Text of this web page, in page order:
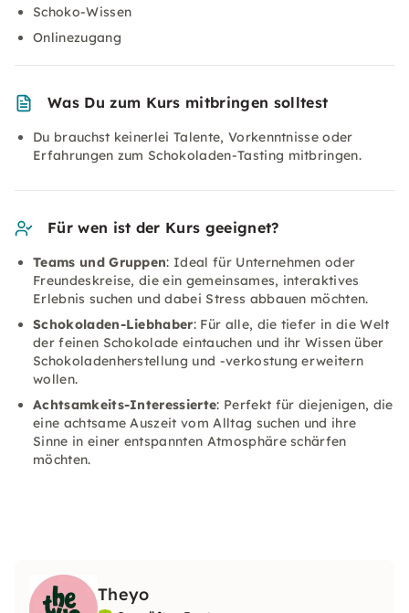
Schoko-Wissen
Onlinezugang
Was Du zum Kurs mitbringen solltest
Du brauchst keinerlei Talente, Vorkenntnisse oder
Erfahrungen zum Schokoladen-Tasting mitbringen.
Für wen ist der Kurs geeignet?
Teams und Gruppen: Ideal für Unternehmen oder
Freundeskreise, die ein gemeinsames, interaktives
Erlebnis suchen und dabei Stress abbauen möchten.
Schokoladen-Liebhaber: Für alle, die tiefer in die Welt
der feinen Schokolade eintauchen und ihr Wissen über
Schokoladenherstellung und -verkostung erweitern
wollen.
Achtsamkeits-Interessierte: Perfekt für diejenigen, die
eine achtsame Auszeit vom Alltag suchen und ihre
Sinne in einer entspannten Atmosphäre schärfen
möchten.
Theyo